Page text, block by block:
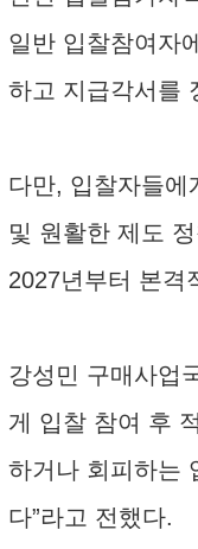
일반 입찰참여자
하고 지급각서를
다만, 입찰자들에
및 원활한 제도
2027년부터 본격
강성민 구매사업
게 입찰 참여 후
하거나 회피하는
다”라고 전했다.